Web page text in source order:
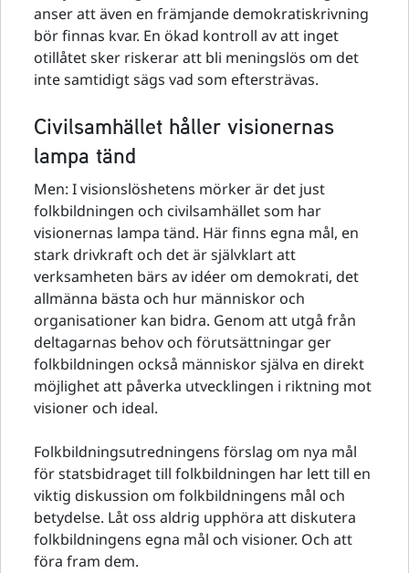
anser att även en främjande demokratiskrivning
bör finnas kvar. En ökad kontroll av att inget
otillåtet sker riskerar att bli meningslös om det
inte samtidigt sägs vad som eftersträvas.
Civilsamhället håller visionernas
lampa tänd
Men: I visionslöshetens mörker är det just
folkbildningen och civilsamhället som har
visionernas lampa tänd. Här finns egna mål, en
stark drivkraft och det är självklart att
verksamheten bärs av idéer om demokrati, det
allmänna bästa och hur människor och
organisationer kan bidra. Genom att utgå från
deltagarnas behov och förutsättningar ger
folkbildningen också människor själva en direkt
möjlighet att påverka utvecklingen i riktning mot
visioner och ideal.
Folkbildningsutredningens förslag om nya mål
för statsbidraget till folkbildningen har lett till en
viktig diskussion om folkbildningens mål och
betydelse. Låt oss aldrig upphöra att diskutera
folkbildningens egna mål och visioner. Och att
föra fram dem.